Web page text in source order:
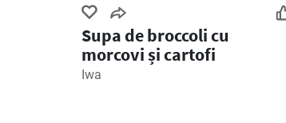
Supa de broccoli cu
morcovi și cartofi
Iwa